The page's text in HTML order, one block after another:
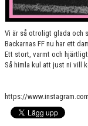
Vi är så otroligt glada och
Backarnas FF nu har ett
Ett stort, varmt och
Så himla kul att just ni vill
https://